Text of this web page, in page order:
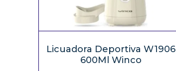
Licuadora Deportiva W1906
600Ml Winco